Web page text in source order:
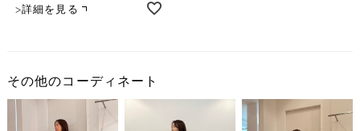
詳細を見る
その他のコーディネート